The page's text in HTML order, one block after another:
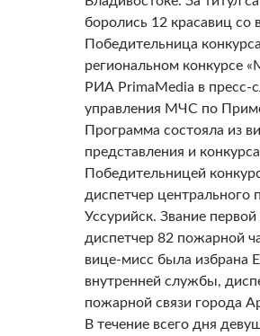
боролись 12 красавиц со
Победительница
региональном
РИА PrimaMedia в пресс-
управления МЧС по
Программа состояла из
представления и
Победительницей
диспетчер центрального
Уссурийск. Звание
диспетчер 82 пожарной
вице-мисс была избрана
внутренней службы,
пожарной связи города
В течение всего дня